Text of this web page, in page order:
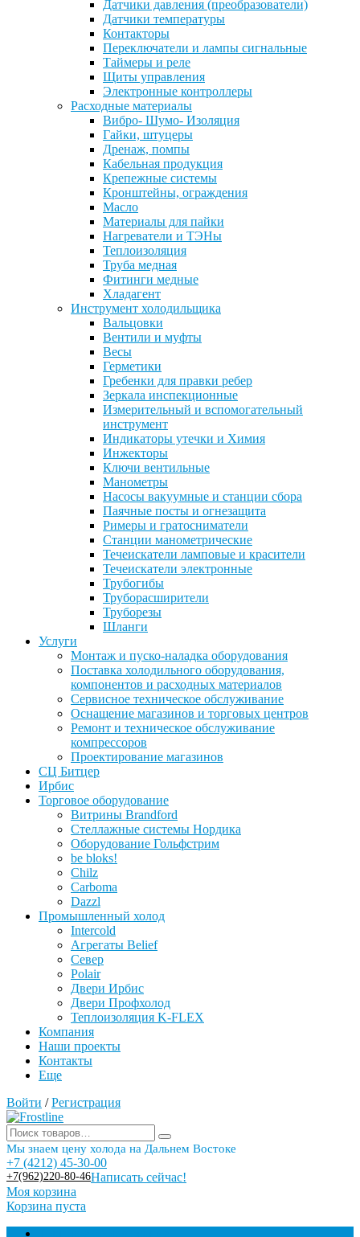
Датчики давления (преобразователи)
Датчики температуры
Контакторы
Переключатели и лампы сигнальные
Таймеры и реле
Щиты управления
Электронные контроллеры
Расходные материалы
Вибро- Шумо- Изоляция
Гайки, штуцеры
Дренаж, помпы
Кабельная продукция
Крепежные системы
Кронштейны, ограждения
Масло
Материалы для пайки
Нагреватели и ТЭНы
Теплоизоляция
Труба медная
Фитинги медные
Хладагент
Инструмент холодильщика
Вальцовки
Вентили и муфты
Весы
Герметики
Гребенки для правки ребер
Зеркала инспекционные
Измерительный и вспомогательный
инструмент
Индикаторы утечки и Химия
Инжекторы
Ключи вентильные
Манометры
Насосы вакуумные и станции сбора
Паячные посты и огнезащита
Римеры и гратосниматели
Станции манометрические
Течеискатели ламповые и красители
Течеискатели электронные
Трубогибы
Труборасширители
Труборезы
Шланги
Услуги
Монтаж и пуско-наладка оборудования
Поставка холодильного оборудования,
компонентов и расходных материалов
Сервисное техническое обслуживание
Оснащение магазинов и торговых центров
Ремонт и техническое обслуживание
компрессоров
Проектирование магазинов
СЦ Битцер
Ирбис
Торговое оборудование
Витрины Brandford
Стеллажные системы Нордика
Оборудование Гольфстрим
be bloks!
Chilz
Carboma
Dazzl
Промышленный холод
Intercold
Агрегаты Belief
Север
Polair
Двери Ирбис
Двери Профхолод
Теплоизоляция K-FLEX
Компания
Наши проекты
Контакты
Еще
Войти / Регистрация
Мы знаем цену холода на Дальнем Востоке
+7 (4212) 45-30-00
+7(962)220-80-46Написать сейчас!
Моя корзина
Корзина пуста